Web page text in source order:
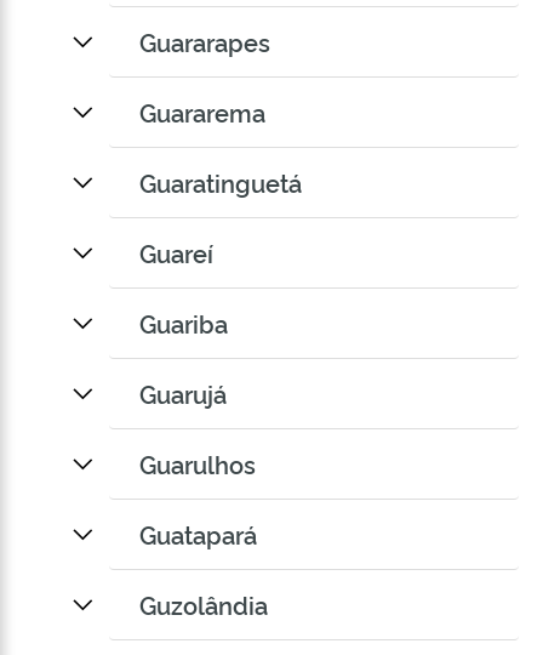
Guararapes
Guararema
Guaratinguetá
Guareí
Guariba
Guarujá
Guarulhos
Guatapará
Guzolândia